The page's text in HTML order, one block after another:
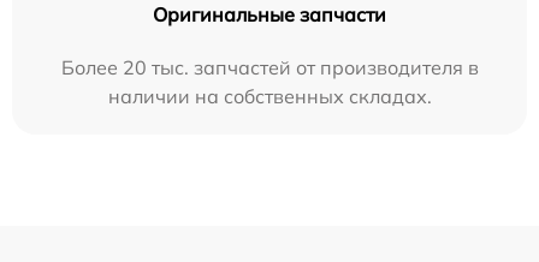
Оригинальные запчасти
Более 20 тыс. запчастей от производителя в
наличии на собственных складах.